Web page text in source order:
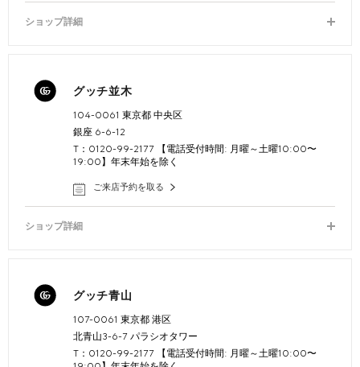
ショップ詳細
グッチ並木
104-0061 東京都 中央区
銀座 6-6-12
T：0120-99-2177 【電話受付時間: 月曜～土曜10:00〜
19:00】年末年始を除く
ご来店予約を取る
ショップ詳細
グッチ青山
107-0061 東京都 港区
北青山3-6-7 パラシオタワー
T：0120-99-2177 【電話受付時間: 月曜～土曜10:00〜